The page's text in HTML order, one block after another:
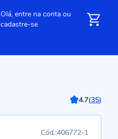
Olá, entre na conta ou
cadastre-se
4.7(35)
406772-1